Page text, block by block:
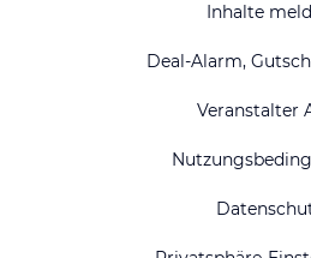
Inhalte
Deal-Alarm,
Veranstalter